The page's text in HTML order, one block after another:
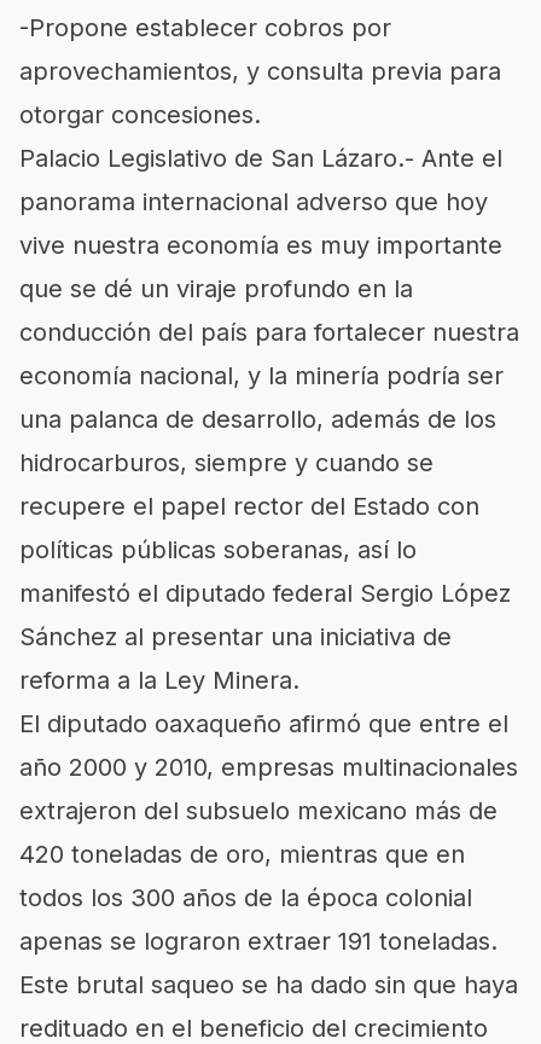
-Propone establecer cobros por
aprovechamientos, y consulta previa para
otorgar concesiones.
Palacio Legislativo de San Lázaro.- Ante el
panorama internacional adverso que hoy
vive nuestra economía es muy importante
que se dé un viraje profundo en la
conducción del país para fortalecer nuestra
economía nacional, y la minería podría ser
una palanca de desarrollo, además de los
hidrocarburos, siempre y cuando se
recupere el papel rector del Estado con
políticas públicas soberanas, así lo
manifestó el diputado federal Sergio López
Sánchez al presentar una iniciativa de
reforma a la Ley Minera.
El diputado oaxaqueño afirmó que entre el
año 2000 y 2010, empresas multinacionales
extrajeron del subsuelo mexicano más de
420 toneladas de oro, mientras que en
todos los 300 años de la época colonial
apenas se lograron extraer 191 toneladas.
Este brutal saqueo se ha dado sin que haya
redituado en el beneficio del crecimiento